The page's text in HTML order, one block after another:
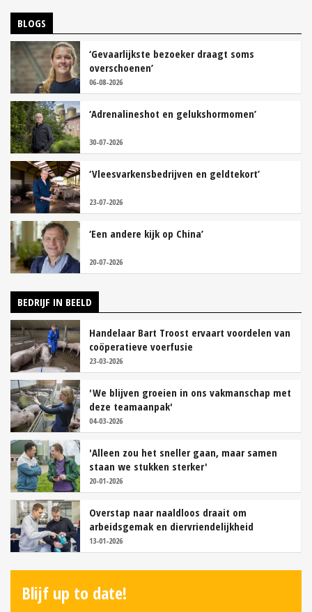
BLOGS
‘Gevaarlijkste bezoeker draagt soms
overschoenen’
06-08-2026
‘Adrenalineshot en gelukshormomen’
30-07-2026
‘Vleesvarkensbedrijven en geldtekort’
23-07-2026
‘Een andere kijk op China’
20-07-2026
BEDRIJF IN BEELD
Handelaar Bart Troost ervaart voordelen van
coöperatieve voerfusie
23-03-2026
'We blijven groeien in ons vakmanschap met
deze teamaanpak'
04-03-2026
'Alleen zou het sneller gaan, maar samen
staan we stukken sterker'
20-01-2026
Overstap naar naaldloos draait om
arbeidsgemak en diervriendelijkheid
13-01-2026
Blijf up to date!